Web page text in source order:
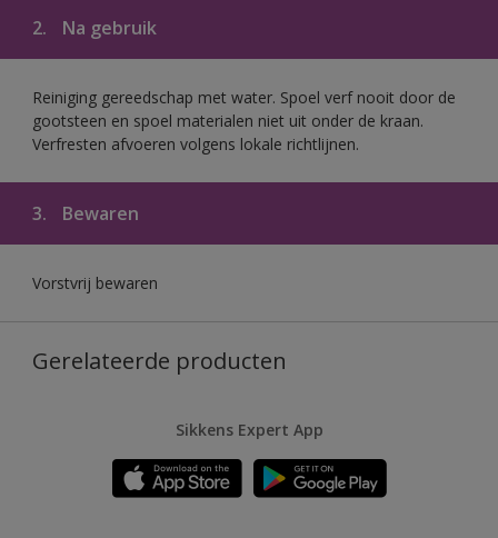
2. Na gebruik
Reiniging gereedschap met water. Spoel verf nooit door de
gootsteen en spoel materialen niet uit onder de kraan.
Verfresten afvoeren volgens lokale richtlijnen.
3. Bewaren
Vorstvrij bewaren
Gerelateerde producten
Sikkens Expert App